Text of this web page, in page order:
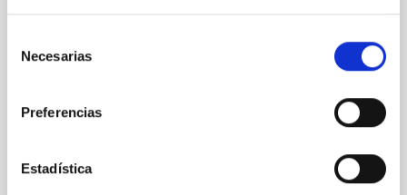
Necesarias
Preferencias
Estadística
astronómico y lo hacen crecer, com o el Universo, a
un ritmo acelerado. ¿De dónde venimos? ¿Estamos
Instituto de Astrofísica de Canarias (IAC)